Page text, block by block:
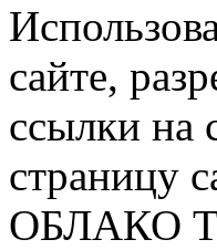
сайте,
ссылки на
страницу
ОБЛАКО